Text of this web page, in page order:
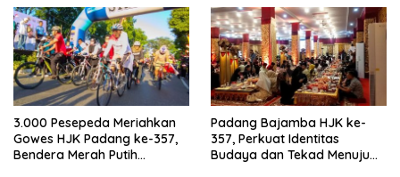
3.000 Pesepeda Meriahkan
Gowes HJK Padang ke-357,
Bendera Merah Putih
Padang Bajamba HJK ke-
357, Perkuat Identitas
Budaya dan Tekad Menuju